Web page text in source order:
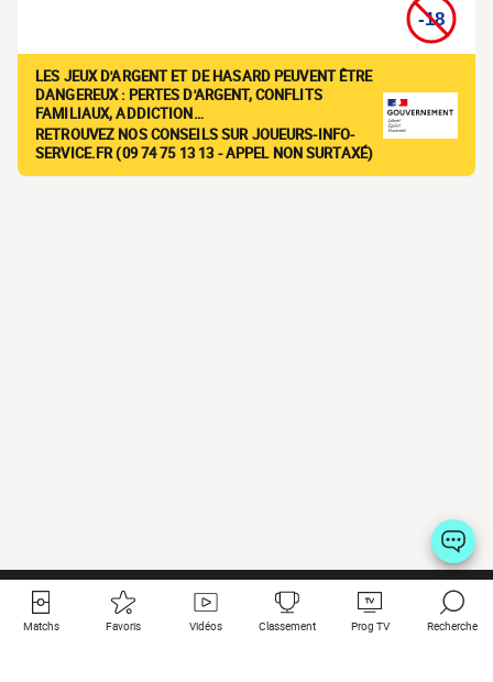
LES JEUX D'ARGENT ET DE HASARD PEUVENT ÊTRE
DANGEREUX : PERTES D'ARGENT, CONFLITS
FAMILIAUX, ADDICTION…
RETROUVEZ NOS CONSEILS SUR JOUEURS-INFO-
SERVICE.FR (09 74 75 13 13 - APPEL NON SURTAXÉ)
Matchs Favoris Vidéos Classement Prog TV Recherche